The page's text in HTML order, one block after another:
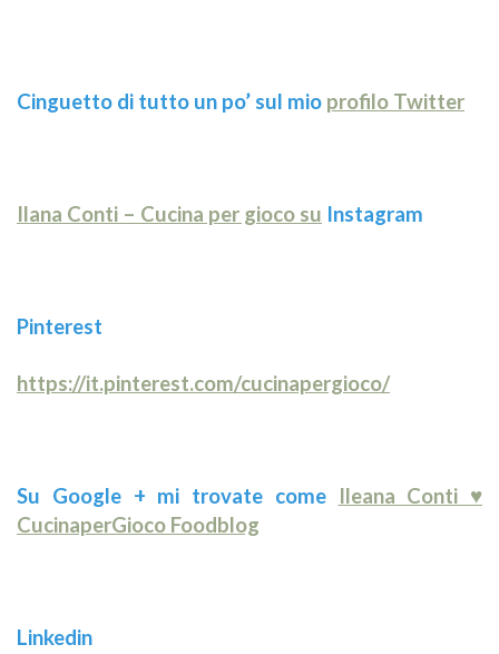
Cinguetto di tutto un po’ sul mio profilo Twitter
Ilana Conti – Cucina per gioco su Instagram
Pinterest
https://it.pinterest.com/cucinapergioco/
Su Google + mi trovate come Ileana Conti ♥
CucinaperGioco Foodblog
Linkedin